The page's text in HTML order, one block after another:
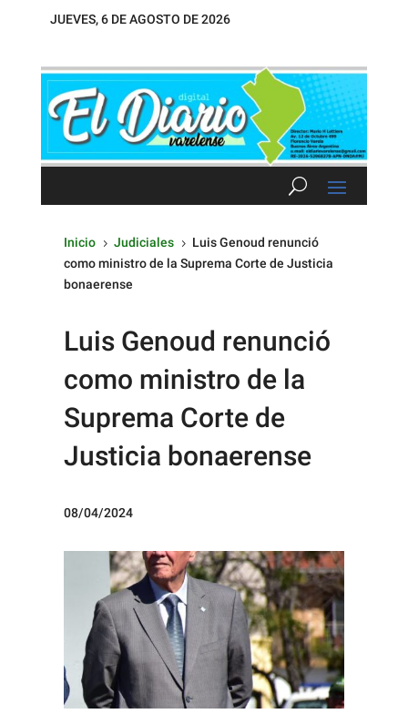
JUEVES, 6 DE AGOSTO DE 2026
Inicio 5 Judiciales 5 Luis Genoud renunció
como ministro de la Suprema Corte de Justicia
bonaerense
Luis Genoud renunció
como ministro de la
Suprema Corte de
Justicia bonaerense
08/04/2024